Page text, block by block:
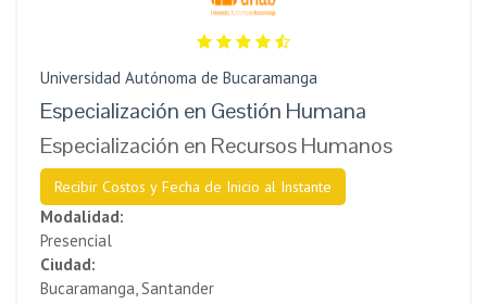
Universidad Autónoma de Bucaramanga
Especialización en Gestión Humana
Especialización en Recursos Humanos
Recibir Costos y Fecha de Inicio al Instante
Modalidad:
Presencial
Ciudad:
Bucaramanga, Santander